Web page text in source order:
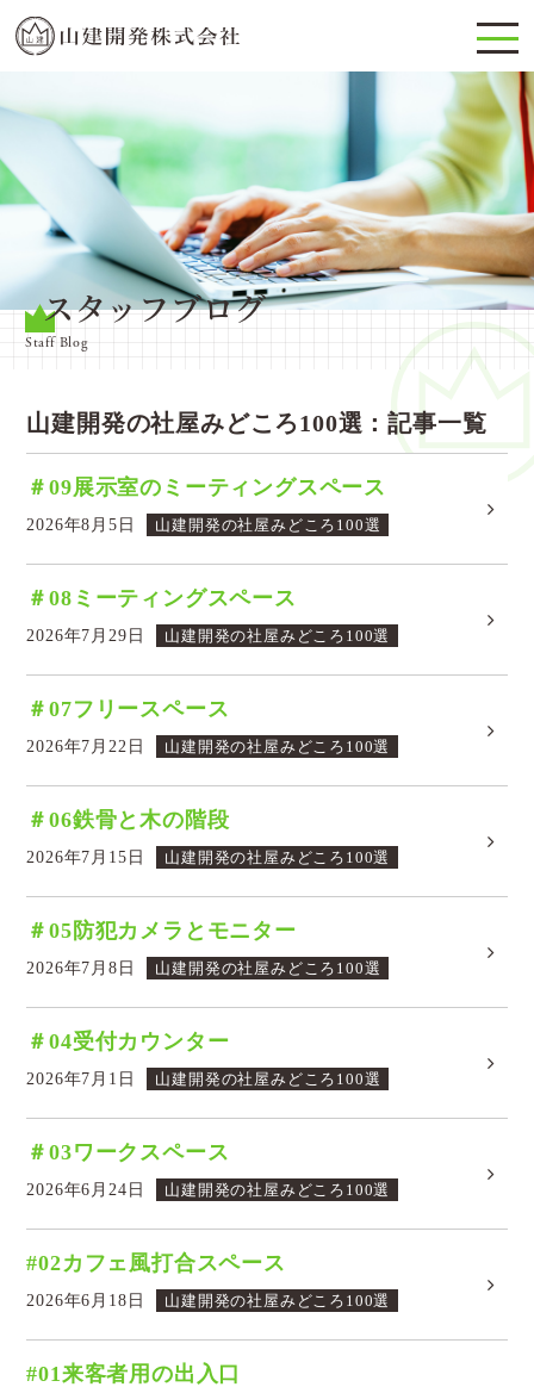
スタッフブログ
Staff Blog
山建開発の社屋みどころ100選：記事一覧
＃09展示室のミーティングスペース
2026年8月5日 山建開発の社屋みどころ100選
＃08ミーティングスペース
2026年7月29日 山建開発の社屋みどころ100選
＃07フリースペース
2026年7月22日 山建開発の社屋みどころ100選
＃06鉄骨と木の階段
2026年7月15日 山建開発の社屋みどころ100選
＃05防犯カメラとモニター
2026年7月8日 山建開発の社屋みどころ100選
＃04受付カウンター
2026年7月1日 山建開発の社屋みどころ100選
＃03ワークスペース
2026年6月24日 山建開発の社屋みどころ100選
#02カフェ風打合スペース
2026年6月18日 山建開発の社屋みどころ100選
#01来客者用の出入口